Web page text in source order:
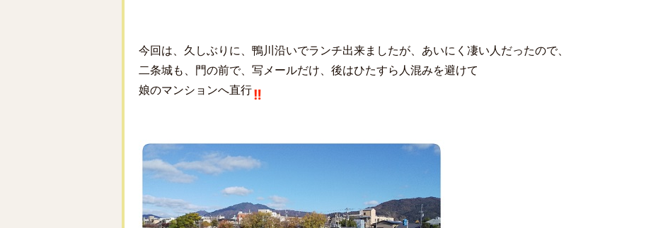
今回は、久しぶりに、鴨川沿いでランチ出来ましたが、あいにく凄い人だったので、
二条城も、門の前で、写メールだけ、後はひたすら人混みを避けて
娘のマンションへ直行